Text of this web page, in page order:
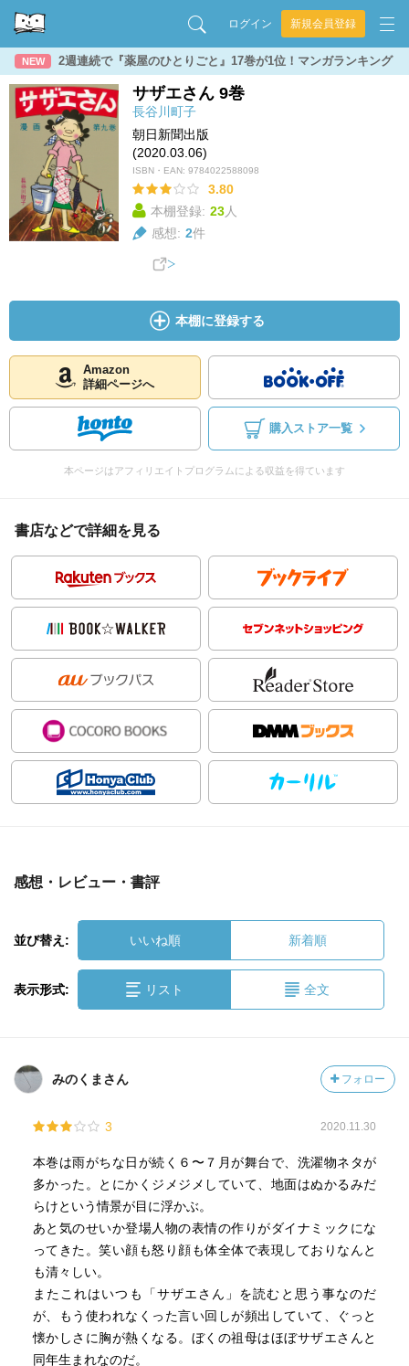
ログイン 新規会員登録
NEW 2週連続で『薬屋のひとりごと』17巻が1位！マンガランキング
サザエさん 9巻
長谷川町子
朝日新聞出版
(2020.03.06)
ISBN・EAN: 9784022588098
3.80
本棚登録: 23人
感想: 2件
本棚に登録する
Amazon
詳細ページへ
購入ストア一覧
本ページはアフィリエイトプログラムによる収益を得ています
書店などで詳細を見る
感想・レビュー・書評
並び替え: いいね順 新着順
表示形式: リスト 全文
みのくまさん フォロー
3 2020.11.30
本巻は雨がちな日が続く６〜７月が舞台で、洗濯物ネタが
多かった。とにかくジメジメしていて、地面はぬかるみだ
らけという情景が目に浮かぶ。
あと気のせいか登場人物の表情の作りがダイナミックにな
ってきた。笑い顔も怒り顔も体全体で表現しておりなんと
も清々しい。
またこれはいつも「サザエさん」を読むと思う事なのだ
が、もう使われなくった言い回しが頻出していて、ぐっと
懐かしさに胸が熱くなる。ぼくの祖母はほぼサザエさんと
同年生まれなのだ。